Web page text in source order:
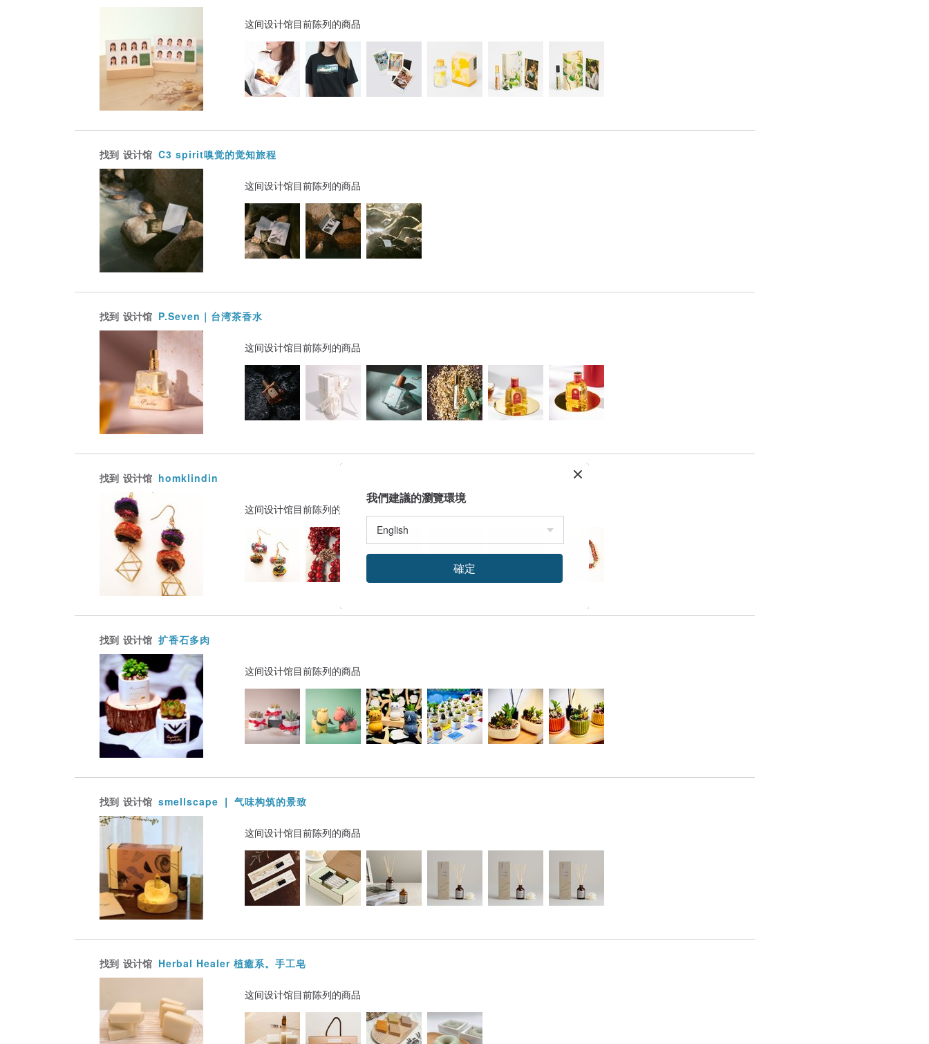
这间设计馆目前陈列的商品
找到 设计馆 C3 spirit嗅觉的觉知旅程
这间设计馆目前陈列的商品
找到 设计馆 P.Seven｜台湾茶香水
这间设计馆目前陈列的商品
找到 设计馆 homklindin
这间设计馆目前陈列的商品
找到 设计馆 扩香石多肉
这间设计馆目前陈列的商品
找到 设计馆 smellscape ❘ 气味构筑的景致
这间设计馆目前陈列的商品
找到 设计馆 Herbal Healer 植癒系。手工皂
这间设计馆目前陈列的商品
我們建議的瀏覽環境
確定